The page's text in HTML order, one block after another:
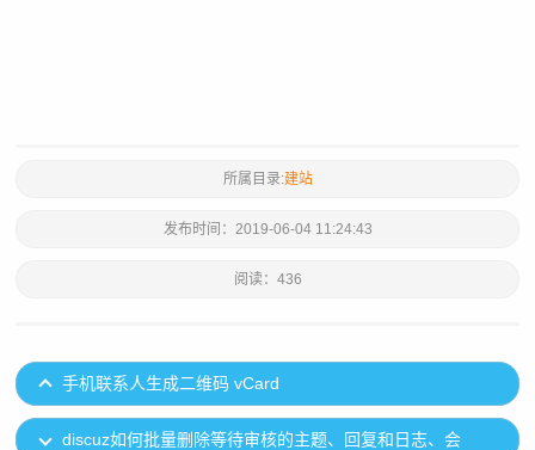
所属目录:建站
发布时间： 2019-06-04 11:24:43
阅读： 436
手机联系人生成二维码 vCard
discuz如何批量删除等待审核的主题、回复和日志、会